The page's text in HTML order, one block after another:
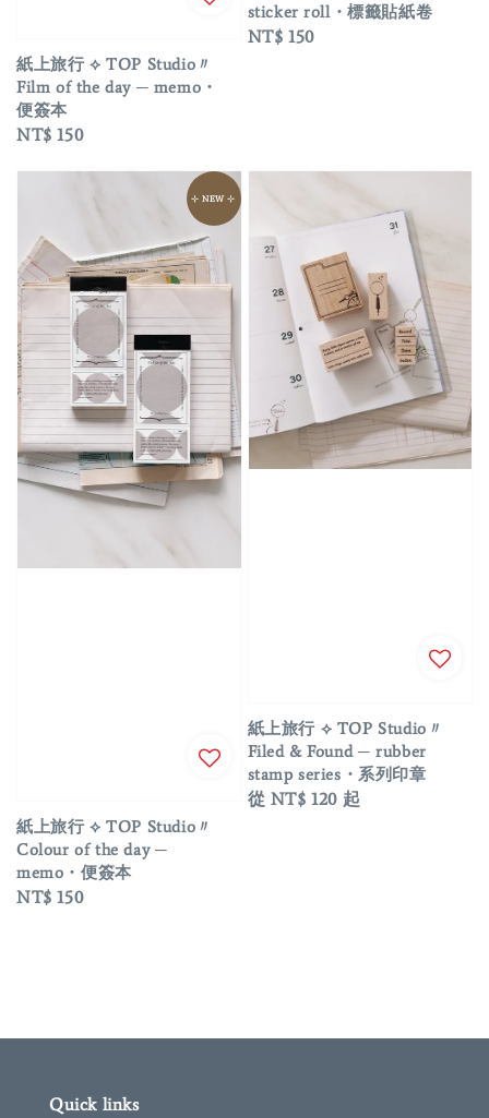
紙上旅行 ⟡ TOP Studio〃
Film of the day ─ memo・
便簽本
Regular
NT$ 150
sticker roll・標籤貼紙卷
Regular
NT$ 150
⊹ NEW ⊹
紙上旅行 ⟡ TOP Studio〃
Colour of the day ─
memo・便簽本
Regular
NT$ 150
紙上旅行 ⟡ TOP Studio〃
Filed & Found ─ rubber
stamp series・系列印章
Regular
從 NT$ 120起
Quick links